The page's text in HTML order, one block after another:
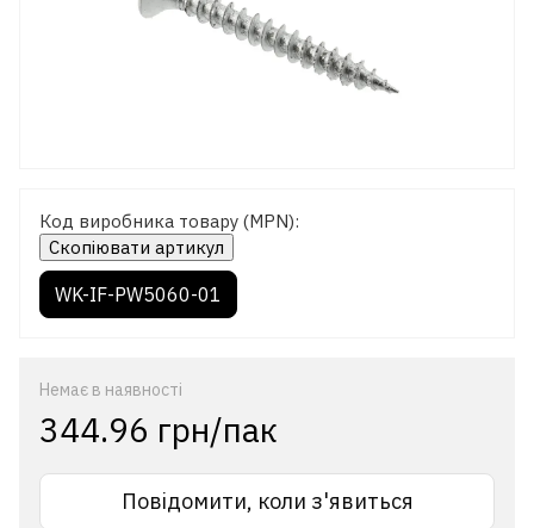
Код виробника товару (MPN):
Скопіювати артикул
WK-IF-PW5060-01
Немає в наявності
344.96 грн/пак
Повідомити, коли з'явиться